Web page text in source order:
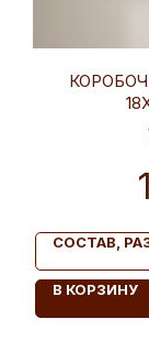
СОСТАВ,
В КОРЗИНУ